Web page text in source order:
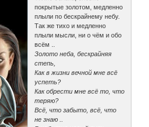
покрытые золотом, медленно
плыли по бескрайнему небу.
Так же тихо и медленно
плыли мысли, ни о чём и обо
всём ..
Золото неба, бескрайняя
степь,
Как в жизни вечной мне всё
успеть?
Как обрести мне всё то, что
теряю?
Всё, что забыто, всё, что
не знаю ..